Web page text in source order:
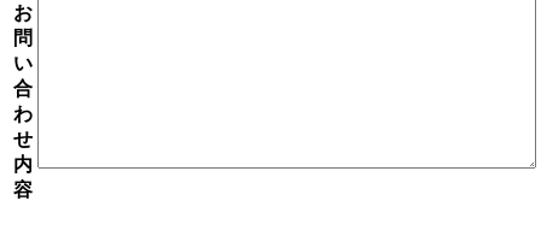
お
問
い
合
わ
せ
内
容